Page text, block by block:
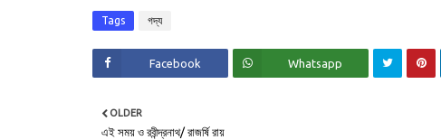
Tags গদ্য
Facebook Whatsapp
OLDER
এই সময় ও রবীন্দ্রনাথ/ রাজর্ষি রায়